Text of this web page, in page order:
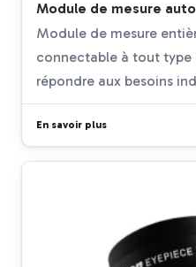
Module de mesure
Module de mesure
connectable à tout
répondre aux besoins
En savoir plus